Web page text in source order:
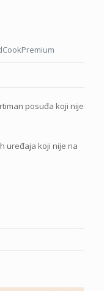
posuđa koji nije
uređaja koji nije na